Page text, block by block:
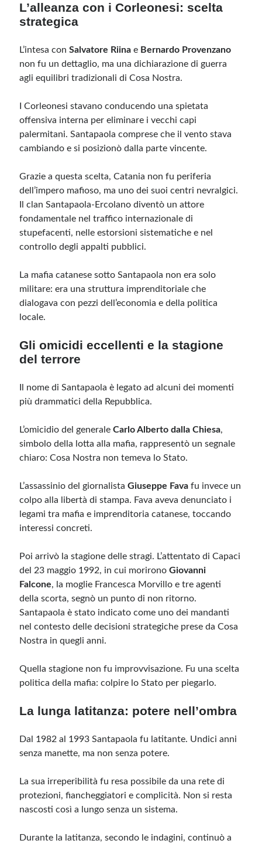
L’alleanza con i Corleonesi: scelta
strategica
L’intesa conSalvatore Riina e Bernardo Provenzano
non fu un dettaglio, ma una dichiarazione di guerra
agli equilibri tradizionali di Cosa Nostra.
I Corleonesi stavano conducendo una spietata
offensiva interna per eliminare i vecchi capi
palermitani. Santapaola comprese che il vento stava
cambiando e si posizionò dalla parte vincente.
Grazie a questa scelta, Catania non fu periferia
dell’impero mafioso, ma uno dei suoi centri nevralgici.
Il clan Santapaola-Ercolano diventò un attore
fondamentale nel traffico internazionale di
stupefacenti, nelle estorsioni sistematiche e nel
controllo degli appalti pubblici.
La mafia catanese sotto Santapaola non era solo
militare: era una struttura imprenditoriale che
dialogava con pezzi dell’economia e della politica
locale.
Gli omicidi eccellenti e la stagione
del terrore
Il nome di Santapaola è legato ad alcuni dei momenti
più drammatici della Repubblica.
L’omicidio del generaleCarlo Alberto dalla Chiesa,
simbolo della lotta alla mafia, rappresentò un segnale
chiaro: Cosa Nostra non temeva lo Stato.
L’assassinio del giornalistaGiuseppe Fava fu invece un
colpo alla libertà di stampa. Fava aveva denunciato i
legami tra mafia e imprenditoria catanese, toccando
interessi concreti.
Poi arrivò la stagione delle stragi. L’attentato di Capaci
del 23 maggio 1992, in cui morironoGiovanni
Falcone, la moglie Francesca Morvillo e tre agenti
della scorta, segnò un punto di non ritorno.
Santapaola è stato indicato come uno dei mandanti
nel contesto delle decisioni strategiche prese da Cosa
Nostra in quegli anni.
Quella stagione non fu improvvisazione. Fu una scelta
politica della mafia: colpire lo Stato per piegarlo.
La lunga latitanza: potere nell’ombra
Dal 1982 al 1993 Santapaola fu latitante. Undici anni
senza manette, ma non senza potere.
La sua irreperibilità fu resa possibile da una rete di
protezioni, fiancheggiatori e complicità. Non si resta
nascosti così a lungo senza un sistema.
Durante la latitanza, secondo le indagini, continuò a